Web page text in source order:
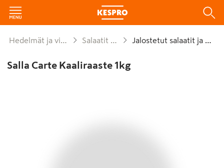
Hedelmät ja vihannekset Salaatit ja kaalit Jalostetut salaatit ja kaalit
Salla Carte Kaaliraaste 1kg